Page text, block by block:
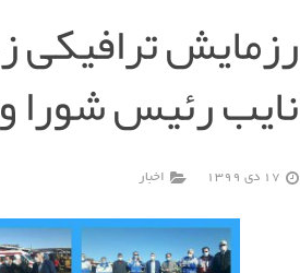
رزمایش ترافیکی
نایب رئیس شورا
17 دی 1399 اخبار